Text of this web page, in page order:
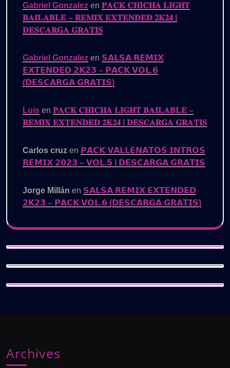
Gabriel Gonzalez en 𝐏𝐀𝐂𝐊 𝐂𝐇𝐈𝐂𝐇𝐀 𝐋𝐈𝐆𝐇𝐓
𝐁𝐀𝐈𝐋𝐀𝐁𝐋𝐄 – 𝐑𝐄𝐌𝐈𝐗 𝐄𝐗𝐓𝐄𝐍𝐃𝐄𝐃 𝟐𝐊𝟐𝟒 |
𝐃𝐄𝐒𝐂𝐀𝐑𝐆𝐀 𝐆𝐑𝐀𝐓𝐈𝐒
Gabriel Gonzalez en 𝗦𝗔𝗟𝗦𝗔 𝗥𝗘𝗠𝗜𝗫
𝗘𝗫𝗧𝗘𝗡𝗗𝗘𝗗 𝟮𝗞𝟮𝟯 – 𝗣𝗔𝗖𝗞 𝗩𝗢𝗟.𝟲
(𝗗𝗘𝗦𝗖𝗔𝗥𝗚𝗔 𝗚𝗥𝗔𝗧𝗜𝗦)
Luis en 𝐏𝐀𝐂𝐊 𝐂𝐇𝐈𝐂𝐇𝐀 𝐋𝐈𝐆𝐇𝐓 𝐁𝐀𝐈𝐋𝐀𝐁𝐋𝐄 –
𝐑𝐄𝐌𝐈𝐗 𝐄𝐗𝐓𝐄𝐍𝐃𝐄𝐃 𝟐𝐊𝟐𝟒 | 𝐃𝐄𝐒𝐂𝐀𝐑𝐆𝐀 𝐆𝐑𝐀𝐓𝐈𝐒
Carlos cruz en 𝗣𝗔𝗖𝗞 𝗩𝗔𝗟𝗟𝗘𝗡𝗔𝗧𝗢𝗦 𝗜𝗡𝗧𝗥𝗢𝗦
𝗥𝗘𝗠𝗜𝗫 𝟮𝟬𝟮𝟯 – 𝗩𝗢𝗟.𝟱 | 𝗗𝗘𝗦𝗖𝗔𝗥𝗚𝗔 𝗚𝗥𝗔𝗧𝗜𝗦
Jorge Millán en 𝗦𝗔𝗟𝗦𝗔 𝗥𝗘𝗠𝗜𝗫 𝗘𝗫𝗧𝗘𝗡𝗗𝗘𝗗
𝟮𝗞𝟮𝟯 – 𝗣𝗔𝗖𝗞 𝗩𝗢𝗟.𝟲 (𝗗𝗘𝗦𝗖𝗔𝗥𝗚𝗔 𝗚𝗥𝗔𝗧𝗜𝗦)
Archives